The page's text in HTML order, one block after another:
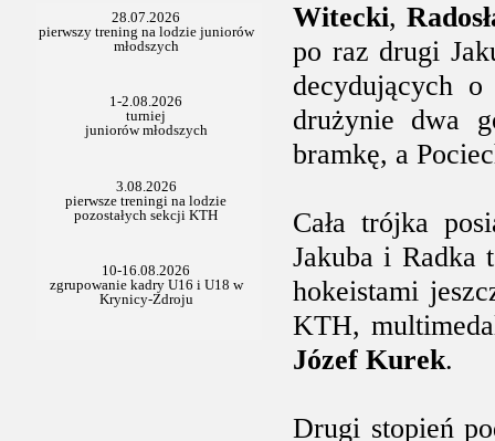
Witecki,
po raz drugi
decydujących
drużynie dwa
bramkę, a
Cała trójka
Jakuba i Radka
hokeistami
KTH,
Józef Kurek.
Drugi stopień